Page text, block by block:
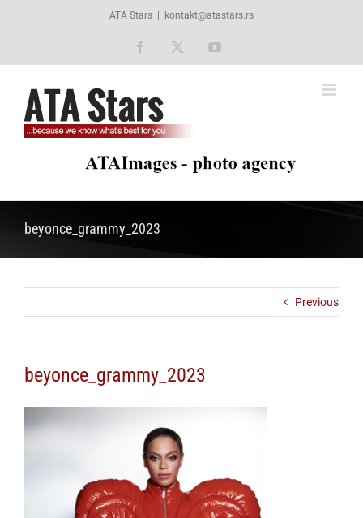
ATA Stars kontakt@atastars.rs
Facebook YouTube
beyonce_grammy_2023
Previous
beyonce_grammy_2023